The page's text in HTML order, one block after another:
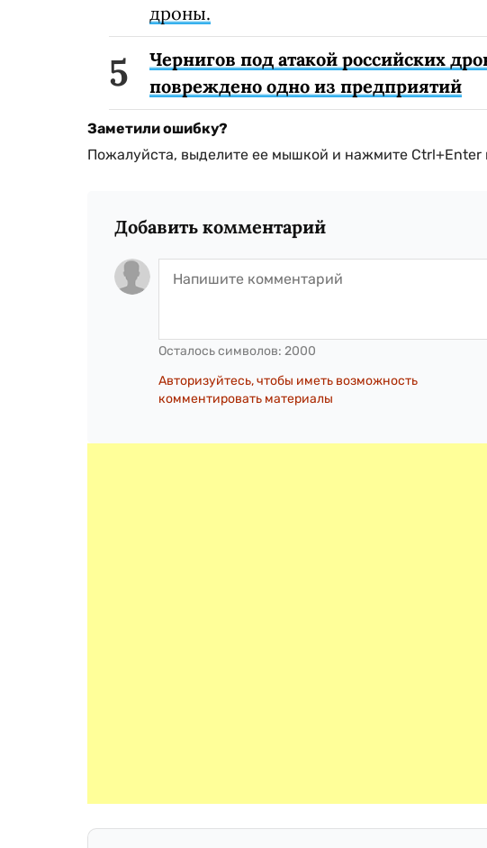
дроны.
Чернигов под атакой российских
повреждено одно из предприятий
Заметили ошибку?
Пожалуйста, выделите ее мышкой и нажмите Ctrl+Enter
Добавить комментарий
Осталось символов: 2000
Авторизуйтесь, чтобы иметь возможность
комментировать материалы